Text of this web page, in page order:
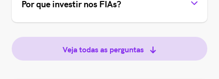
Por que investir nos FIAs?
Veja todas as perguntas